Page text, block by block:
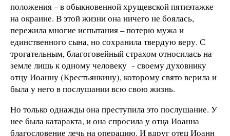
положения – в обыкновенной хрущевской пятиэтажке
на окраине. В этой жизни она ничего не боялась,
пережила многие испытания – потерю мужа и
единственного сына, но сохранила твердую веру. С
трогательным, благоговейный страхом относилась на
земле лишь к одному человеку - своему духовнику
отцу Иоанну (Крестьянкину), которому свято верила и
была у него в послушании всю свою жизнь.
Но только однажды она преступила это послушание. У
нее была катаракта, и она спросила у отца Иоанна
благословение лечь на операцию. И вдруг отец Иоанн